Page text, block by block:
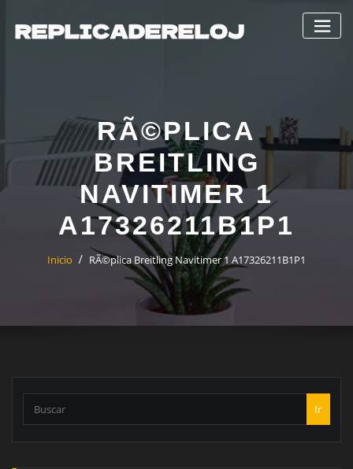
contenido
RÃ©PLICA
BREITLING
NAVITIMER 1
A17326211B1P1
Inicio RÃ©plica Breitling Navitimer 1 A17326211B1P1
Ir